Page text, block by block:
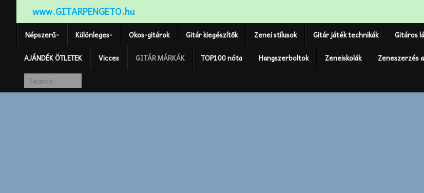
www.GITARPENGETO.hu
Népszerű- Különleges- Okos-gitárok Gitár kiegészítők Zenei stílusok Gitár játék technikák Gitáros
AJÁNDÉK ÖTLETEK Vicces GITÁR MÁRKÁK TOP100 nóta Hangszerboltok Zeneiskolák Zeneszerzés